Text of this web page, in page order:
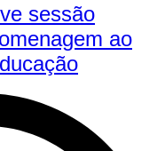
sessão
ao